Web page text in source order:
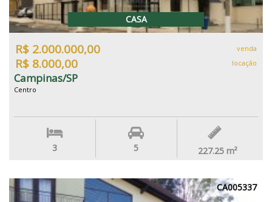
CASA
R$ 2.000.000,00 venda
R$ 8.000,00 locação
Campinas/SP
Centro
3 5 227.25 m²
CA005337